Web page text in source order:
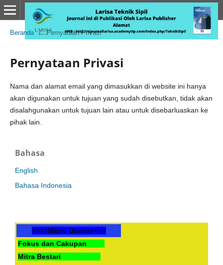
Beranda / Pernyataan Privasi
Pernyataan Privasi
Nama dan alamat email yang dimasukkan di website ini hanya
akan digunakan untuk tujuan yang sudah disebutkan, tidak akan
disalahgunakan untuk tujuan lain atau untuk disebarluaskan ke
pihak lain.
Bahasa
English
Bahasa Indonesia
>>>>Menu Utama<<<<
Fokus dan Cakupan
Mitra Bestari